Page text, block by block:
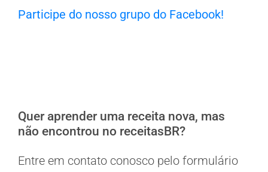
Participe do nosso grupo do Facebook!
Quer aprender uma receita nova, mas
não encontrou no receitasBR?
Entre em contato conosco pelo formulário